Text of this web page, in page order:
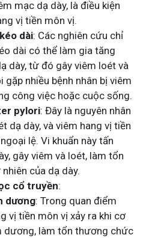
mạc dạ dày, là điều kiện
vị tiền môn vị.
dài: Các nghiên cứu chỉ
dài có thể làm gia tăng
dày, từ đó gây viêm loét và
gặp nhiều bệnh nhân bị viêm
công việc hoặc cuộc sống.
pylori: Đây là nguyên nhân
dạ dày, và viêm hang vị tiền
lệ. Vi khuẩn này tấn
gây viêm và loét, làm tổn
của dạ dày.
cổ truyền:
dương: Trong quan điểm
vị tiền môn vị xảy ra khi cơ
dương, làm tổn thương chức